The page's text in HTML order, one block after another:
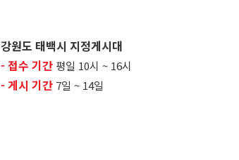
강원도 태백시 지정게시대
- 접수 기간평일 10시 ~ 16시
- 게시 기간7일 ~ 14일